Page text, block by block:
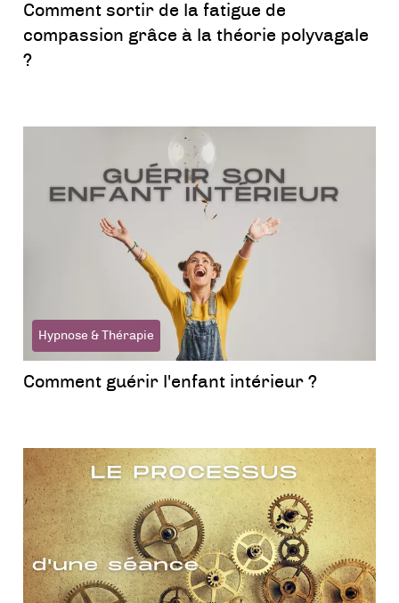
Comment sortir de la fatigue de
compassion grâce à la théorie polyvagale
?
Hypnose & Thérapie
Comment guérir l'enfant intérieur ?